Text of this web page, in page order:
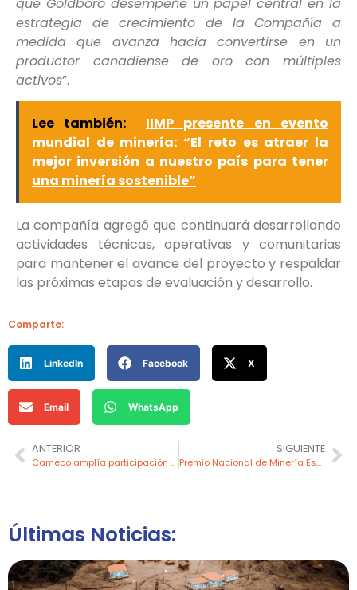
estrategia de crecimiento de la Compañía a
medida que avanza hacia convertirse en un
productor canadiense de oro con múltiples
activos”.
Lee también:
IIMP presente en evento
mundial de minería: “El reto es atraer la
mejor inversión a nuestro país para tener
una minería sostenible”
La compañía agregó que continuará desarrollando
actividades técnicas, operativas y comunitarias
para mantener el avance del proyecto y respaldar
las próximas etapas de evaluación y desarrollo.
Comparte:
LinkedIn Facebook X
Email WhatsApp
ANTERIOR
Cameco amplía participación en estratégica mina de uranio Cigar Lake
SIGUIENTE
Premio Nacional de Minería Escolar 2026 convoca a estudiantes de todo el país a plasmar su creatividad y talento
Últimas Noticias: